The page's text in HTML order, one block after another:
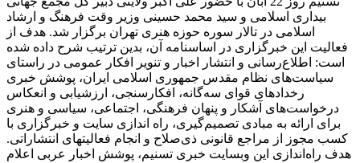
بیداری اسلامی و سید محمد حسینی وزیر وقت فرهنگ و ارشاد
اسلامی در تالار سوره حوزه هنری تهران برگزار شد. هدف از
فعالیت این خبرگزاری در اساسنامه آن، بدین ترتیب شرح داده شده
است: اطلاع‌رسانی و انتشار اخبار و تنویر افکار عمومی در راستای
سیاست‌های نظام مقدس جمهوری اسلامی ایران، پوشش خبری
رخدادهای قوای سه‌گانه، افکارسنجی، ارزشیابی و انعکاس
درخواست‌های آشکار و پنهان فرهنگی، اجتماعی، سیاسی و هنری
برای ارائه به مبادی تصمیم‌گیری، راه اندازی سایت و خبرگزاری با
کسب مجوز از مراجع قانونی ذی‌صلاح و انجام فعالیتهای انتشاراتی.
هدف راه‌اندازی این وبسایت خبری تسنیم، پوشش اخبار عربی اعلام